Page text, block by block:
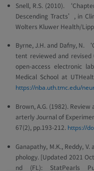
Snell, R.S. (2010).
Descending Tracts’, in
Wolters Kluwer Health/
Byrne, J.H. and Dafny, N.
tent reviewed and revised
open-access electronic
Medical School at
https://nba.uth.tmc.edu/
Brown, A.G. (1982).
arterly Journal of
67(2), pp.193-212. https://
Ganapathy, M.K., Reddy,
phology. [Updated 2021
nd (FL): StatPearls